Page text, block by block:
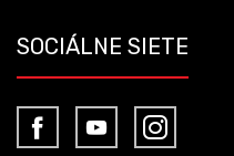
SOCIÁLNE SIETE